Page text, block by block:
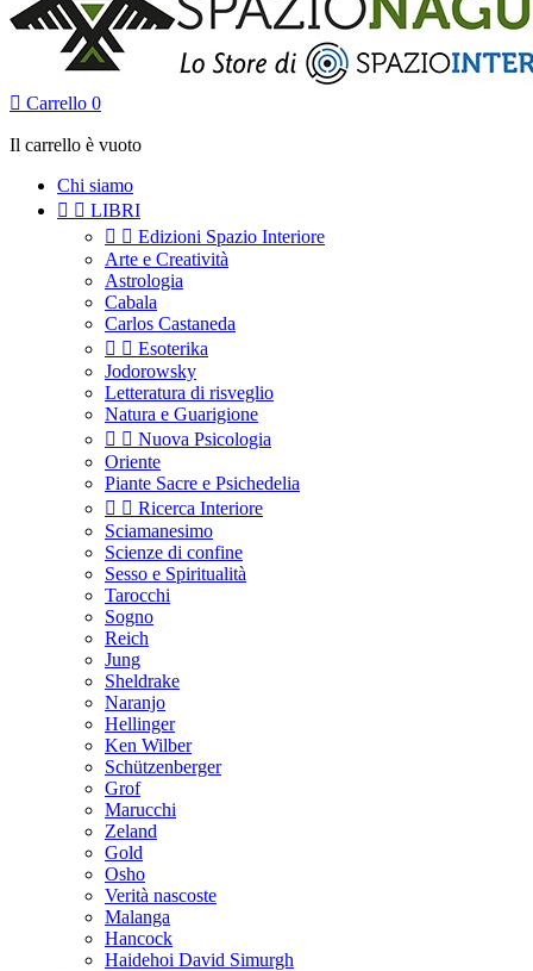
 Carrello 0
Il carrello è vuoto
Chi siamo
  LIBRI
  Edizioni Spazio Interiore
Arte e Creatività
Astrologia
Cabala
Carlos Castaneda
  Esoterika
Jodorowsky
Letteratura di risveglio
Natura e Guarigione
  Nuova Psicologia
Oriente
Piante Sacre e Psichedelia
  Ricerca Interiore
Sciamanesimo
Scienze di confine
Sesso e Spiritualità
Tarocchi
Sogno
Reich
Jung
Sheldrake
Naranjo
Hellinger
Ken Wilber
Schützenberger
Grof
Marucchi
Zeland
Gold
Osho
Verità nascoste
Malanga
Hancock
Haidehoi David Simurgh